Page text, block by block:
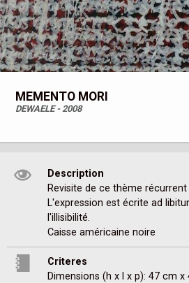
MEMENTO MORI
DEWAELE - 2008
Description
Revisite de ce thème
L'expression est écrite ad
l'illisibilité.
Caisse américaine noire
Criteres
Dimensions (h x l x p): 47 cm